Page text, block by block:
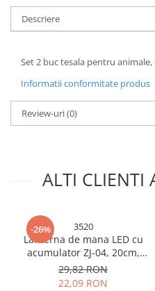
Sisteme filtrare instalatii
Sonerii electrice
Descriere
Set 2 buc tesala pentru
Informatii conformitate produs
Review-uri(0)
ALTI CLIENTI
-26% 3520
Lanterna de mana LED cu
acumulator ZJ-04, 20cm,
doua surse de iluminare,
AVI-3520
29,82 RON
22,09 RON